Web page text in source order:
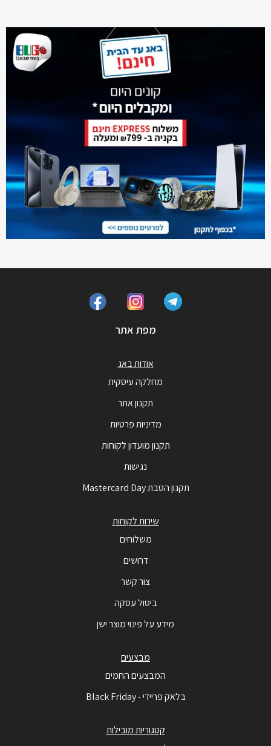
מפת אתר
אודות באג
מחלקה עיסקית
תקנון אתר
מדיניות פרטיות
תקנון מועדון לקוחות
נגישות
תקנון הטבת Mastercard Day
שירות לקוחות
משלוחים
דרושים
צור קשר
ביטול עסקה
מידע על פינוי מוצר ישן
מבצעים
המבצעים החמים
בלאק פריידי - Black Friday
קטגוריות מובילות